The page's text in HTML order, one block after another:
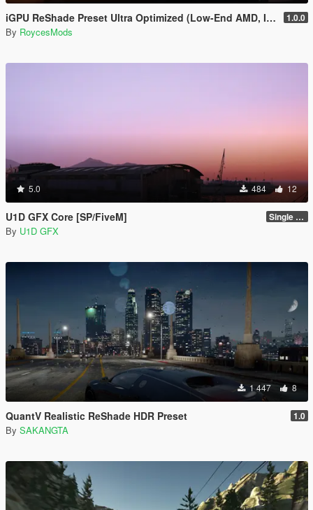
iGPU ReShade Preset Ultra Optimized (Low-End AMD, INTEL Iris Xe 1.0.0
By RoycesMods
5.0 484 12
U1D GFX Core [SP/FiveM] Single Player 1.0.0
By U1D GFX
1 447 8
QuantV Realistic ReShade HDR Preset 1.0
By SAKANGTA